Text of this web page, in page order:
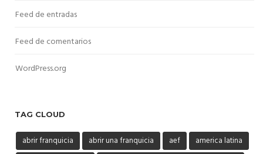
Feed de entradas
Feed de comentarios
WordPress.org
TAG CLOUD
abrir franquicia abrir una franquicia aef
america latina